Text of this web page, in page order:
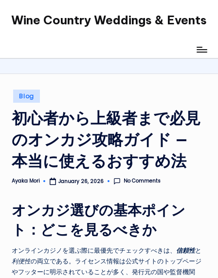
SkipWine Country Weddings & Events
Posted
in
Blog
初心者から上級者まで必見
のオンカジ攻略ガイド —
本当に使えるおすすめ法
Posted
Ayaka Mori January 26, 2026 No Comments
オンカジ選びの基本ポイン
ト：どこを見るべきか
オンラインカジノを選ぶ際に最優先でチェックすべきは、 信頼性と
利便性の両立である。ライセンス情報は公式サイトのトップページ
やフッターに明示されていることが多く、発行元の国や監督機関